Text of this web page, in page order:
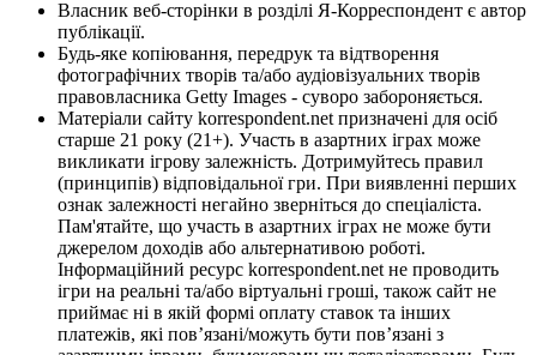
Власник веб-сторінки в розділі Я-Корреспондент є автор
публікації.
Будь-яке копіювання, передрук та відтворення
фотографічних творів та/або аудіовізуальних творів
правовласника Getty Images - суворо забороняється.
Матеріали сайту korrespondent.net призначені для осіб
старше 21 року (21+). Участь в азартних іграх може
викликати ігрову залежність. Дотримуйтесь правил
(принципів) відповідальної гри. При виявленні перших
ознак залежності негайно зверніться до спеціаліста.
Пам'ятайте, що участь в азартних іграх не може бути
джерелом доходів або альтернативою роботі.
Інформаційний ресурс korrespondent.net не проводить
ігри на реальні та/або віртуальні гроші, також сайт не
приймає ні в якій формі оплату ставок та інших
платежів, які пов’язані/можуть бути пов’язані з